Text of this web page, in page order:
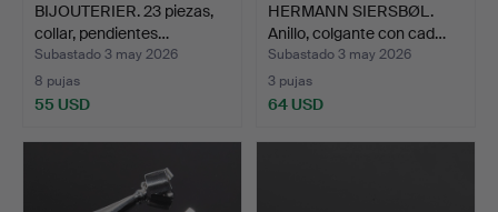
BIJOUTERIER. 23 piezas,
collar, pendientes…
Subastado 3 may 2026
8 pujas
55 USD
HERMANN SIERSBØL.
Anillo, colgante con cad…
Subastado 3 may 2026
3 pujas
64 USD